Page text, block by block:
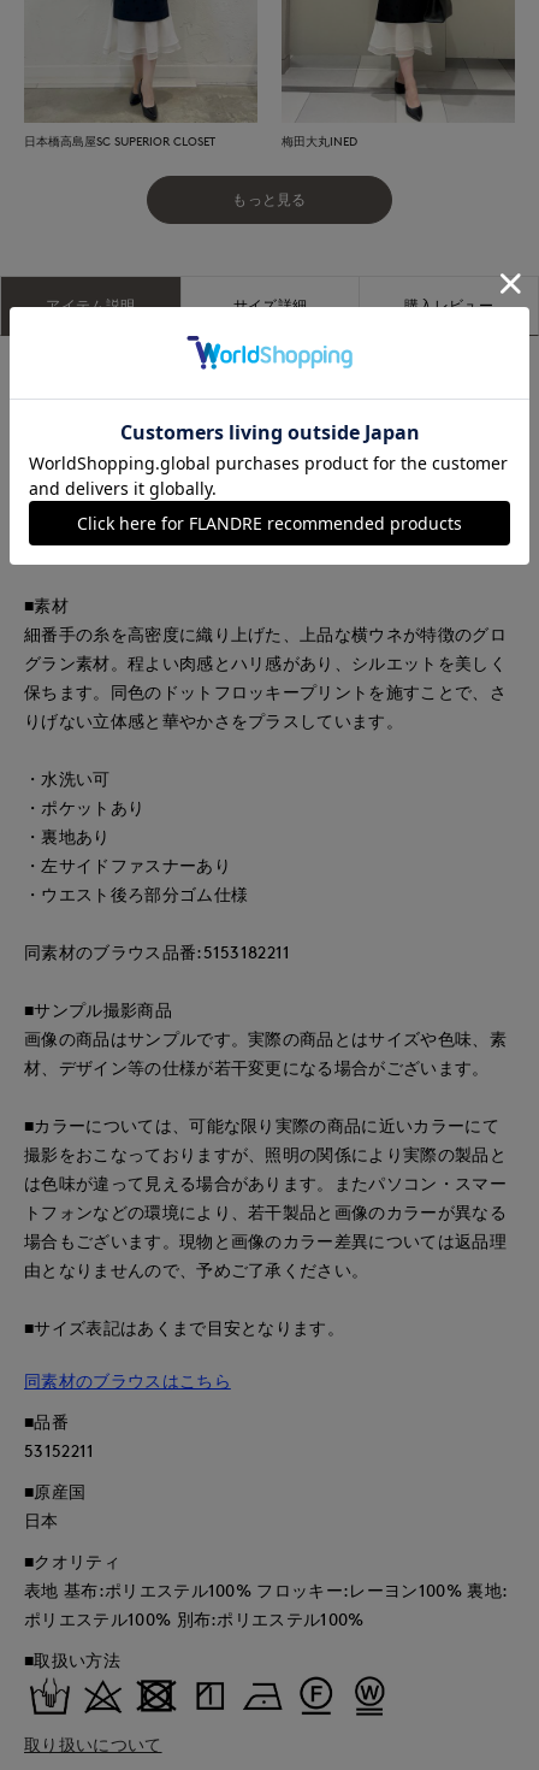
日本橋高島屋SC SUPERIOR CLOSET 梅田大丸INED
もっと見る
アイテム説明 サイズ詳細 購入レビュー
上質なグログラン素材を使用し、構築的で美しいシルエットを
実現したスカート。膝下には、シボ感のある特殊加工を施した
オーガンジーを2枚重ね、華やかなフレア感とエッジの効いた
マーメイドラインを演出します。ヒップまわりはすっきり見え
るようパターンにこだわり、セットアップで着用すれば、より
きちんと感のある装いに仕上がる一枚です。
■素材
細番手の糸を高密度に織り上げた、上品な横ウネが特徴のグロ
グラン素材。程よい肉感とハリ感があり、シルエットを美しく
保ちます。同色のドットフロッキープリントを施すことで、さ
りげない立体感と華やかさをプラスしています。
・水洗い可
・ポケットあり
・裏地あり
・左サイドファスナーあり
・ウエスト後ろ部分ゴム仕様
同素材のブラウス品番:5153182211
■サンプル撮影商品
画像の商品はサンプルです。実際の商品とはサイズや色味、素
材、デザイン等の仕様が若干変更になる場合がございます。
■カラーについては、可能な限り実際の商品に近いカラーにて
撮影をおこなっておりますが、照明の関係により実際の製品と
は色味が違って見える場合があります。またパソコン・スマー
トフォンなどの環境により、若干製品と画像のカラーが異なる
場合もございます。現物と画像のカラー差異については返品理
由となりませんので、予めご了承ください。
■サイズ表記はあくまで目安となります。
同素材のブラウスはこちら
■品番
53152211
■原産国
日本
■クオリティ
表地 基布:ポリエステル100% フロッキー:レーヨン100% 裏地:
ポリエステル100% 別布:ポリエステル100%
■取扱い方法
取り扱いについて